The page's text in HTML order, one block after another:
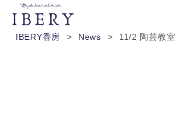
IBERY香房 > News > 11/2 陶芸教室